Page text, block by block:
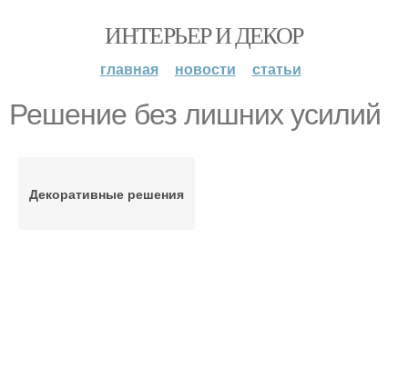
ИНТЕРЬЕР И ДЕКОР
главная новости статьи
Решение без лишних усилий
Декоративные решения